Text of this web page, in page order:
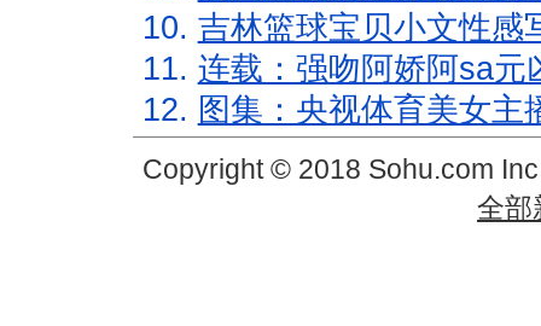
10. 吉林篮球宝贝小文性感
11. 连载：强吻阿娇阿sa元
12. 图集：央视体育美女主
Copyright © 2018 Sohu.com
全部